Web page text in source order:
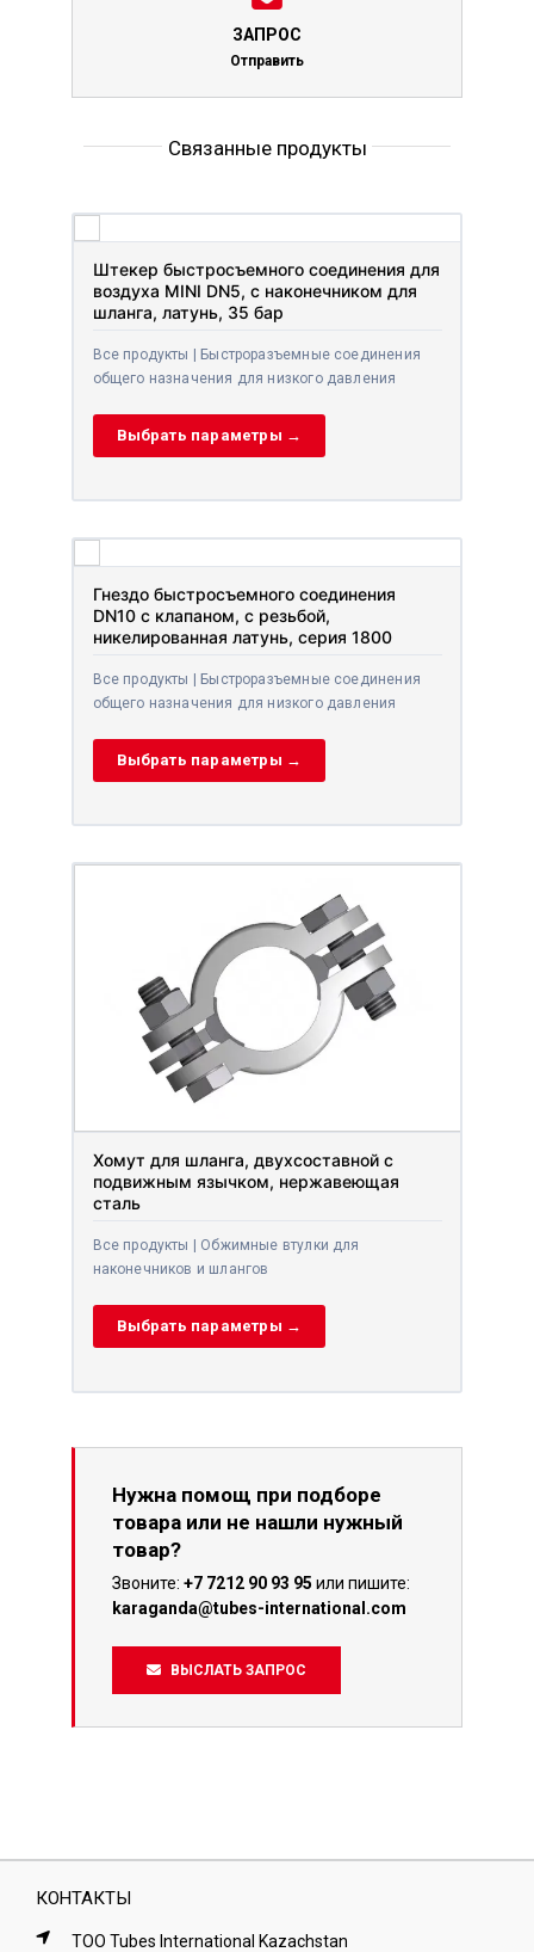
ЗАПРОС
Отправить
Связанные продукты
Штекер быстросъемного соединения для
воздуха MINI DN5, с наконечником для
шланга, латунь, 35 бар
Все продукты | Быстроразъемные соединения
общего назначения для низкого давления
Выбрать параметры →
Гнездо быстросъемного соединения
DN10 с клапаном, с резьбой,
никелированная латунь, серия 1800
Все продукты | Быстроразъемные соединения
общего назначения для низкого давления
Выбрать параметры →
Хомут для шланга, двухсоставной с
подвижным язычком, нержавеющая
сталь
Все продукты | Обжимные втулки для
наконечников и шлангов
Выбрать параметры →
Нужна помощ при подборе
товара или не нашли нужный
товар?
Звоните: +7 7212 90 93 95 или пишите:
karaganda@tubes-international.com
ВЫСЛАТЬ ЗАПРОС
КОНТАКТЫ
ТОО Tubes International Kazachstan